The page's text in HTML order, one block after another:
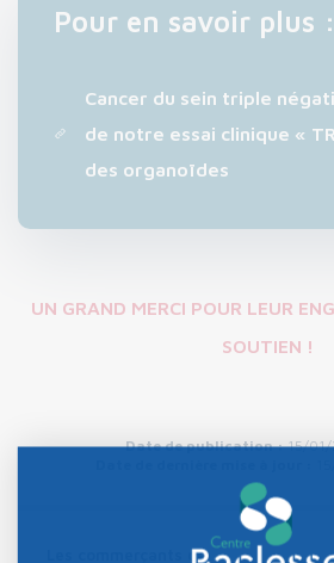
Pour en savoir plus :
Cancer du sein triple
de notre essai clinique «
des organoïdes
UN GRAND MERCI POUR LEUR
SOUTIEN !
Date de publication :15/01/
Les commerçants de